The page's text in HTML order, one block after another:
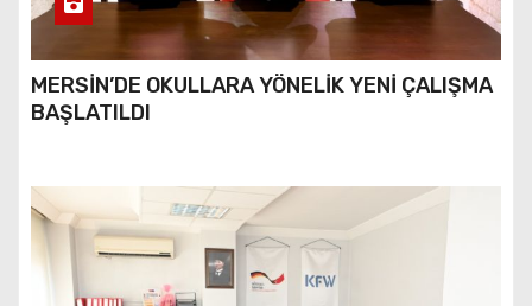
MERSİN’DE OKULLARA YÖNELİK YENİ ÇALIŞMA
BAŞLATILDI